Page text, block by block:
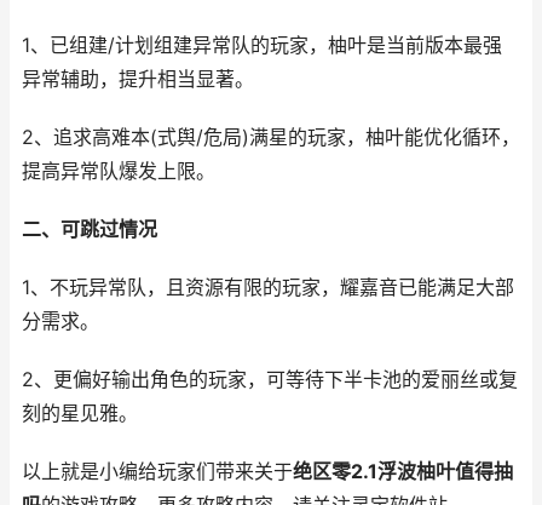
1、已组建/计划组建异常队的玩家，柚叶是当前版本最强
异常辅助，提升相当显著。
2、追求高难本(式舆/危局)满星的玩家，柚叶能优化循环，
提高异常队爆发上限。
二、可跳过情况
1、不玩异常队，且资源有限的玩家，耀嘉音已能满足大部
分需求。
2、更偏好输出角色的玩家，可等待下半卡池的爱丽丝或复
刻的星见雅。
以上就是小编给玩家们带来关于绝区零2.1浮波柚叶值得抽